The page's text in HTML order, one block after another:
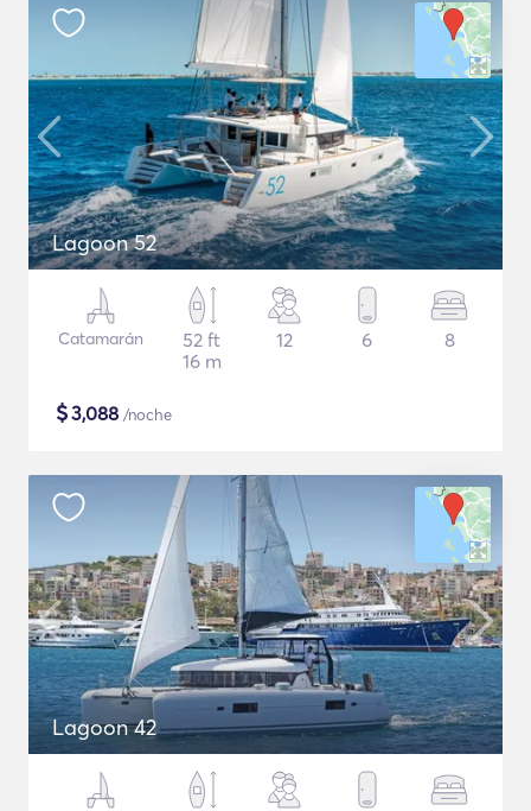
Lagoon 52
Catamarán
52 ft
16 m
12 6 8
$3,088 /noche
Lagoon 42